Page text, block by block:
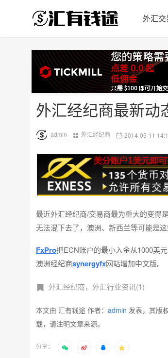
外汇交
外汇经纪商最新动
admin 外汇经纪商 2014-05-11
最近外汇经纪商/交易商最为重大的变得
无法混下去了，澳洲、新西兰等可能是这
FxPro把ECN账户的最小入金从1000美
澳洲经纪商synergyfx网站增加中文版。
外汇经纪商，外汇行业资讯(1)
本文由 汇有钱途 作者： admin 发表，其版
载，请注明文章来源。
分享：